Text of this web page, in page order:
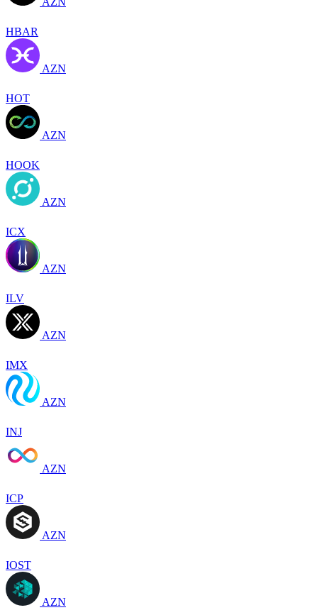
HBAR
AZN
HOT
AZN
HOOK
AZN
ICX
AZN
ILV
AZN
IMX
AZN
INJ
AZN
ICP
AZN
IOST
AZN